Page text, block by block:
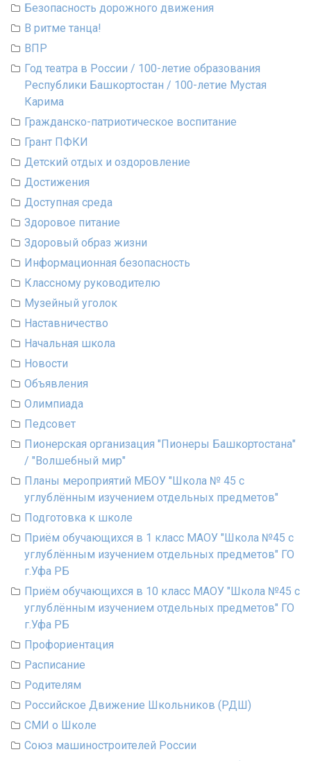
Безопасность дорожного движения
В ритме танца!
ВПР
Год театра в России / 100-летие образования
Республики Башкортостан / 100-летие Мустая
Карима
Гражданско-патриотическое воспитание
Грант ПФКИ
Детский отдых и оздоровление
Достижения
Доступная среда
Здоровое питание
Здоровый образ жизни
Информационная безопасность
Классному руководителю
Музейный уголок
Наставничество
Начальная школа
Новости
Объявления
Олимпиада
Педсовет
Пионерская организация "Пионеры Башкортостана"
/ "Волшебный мир"
Планы мероприятий МБОУ "Школа № 45 с
углублённым изучением отдельных предметов"
Подготовка к школе
Приём обучающихся в 1 класс МАОУ "Школа №45 с
углублённым изучением отдельных предметов" ГО
г.Уфа РБ
Приём обучающихся в 10 класс МАОУ "Школа №45 с
углублённым изучением отдельных предметов" ГО
г.Уфа РБ
Профориентация
Расписание
Родителям
Российское Движение Школьников (РДШ)
СМИ о Школе
Союз машиностроителей России